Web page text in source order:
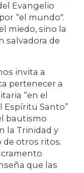
Evangelio
“el mundo".
miedo, sino la
salvadora de
invita a
pertenecer a
“en el
Espíritu Santo”
bautismo
la Trinidad y
otros ritos.
que las